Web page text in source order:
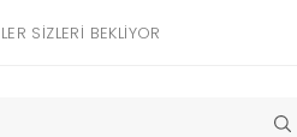
SIZLERI BEKLIYOR